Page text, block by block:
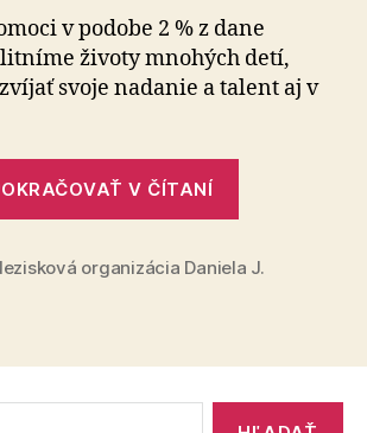
zmeniť
v podobe 2 % z dane
životy mnohých detí,
svoje nadanie a talent aj v
V ČÍTANÍ
%
budúcnosť
mnohých
organizácia Daniela J.